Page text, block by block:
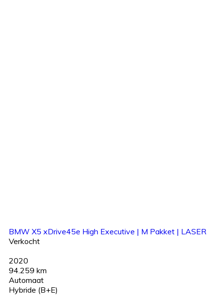
BMW X5 xDrive45e High Executive | M Pakket | LASER
Verkocht
2020
94.259 km
Automaat
Hybride (B+E)